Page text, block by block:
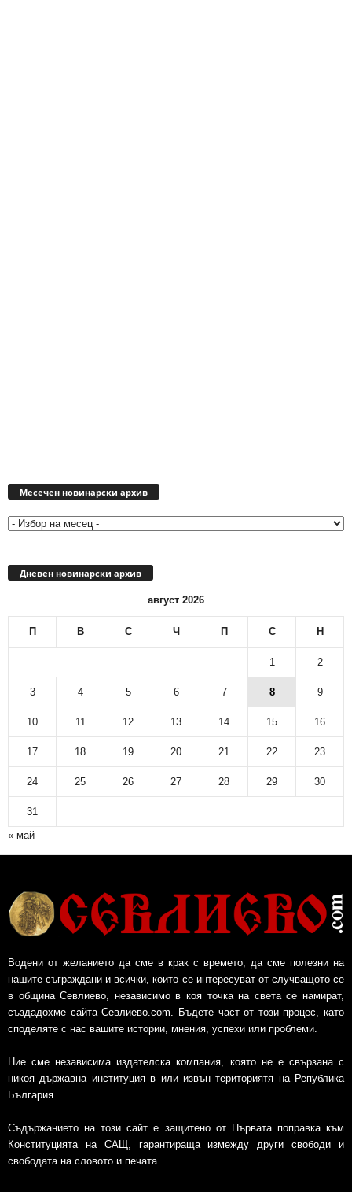
Месечен новинарски архив
Дневен новинарски архив
август 2026
П В С Ч П С Н
1 2
3 4 5 6 7 8 9
10 11 12 13 14 15 16
17 18 19 20 21 22 23
24 25 26 27 28 29 30
31
« май
Водени от желанието да сме в крак с времето, да сме полезни на
нашите съграждани и всички, които се интересуват от случващото се
в община Севлиево, независимо в коя точка на света се намират,
създадохме сайта Севлиево.com. Бъдете част от този процес, като
споделяте с нас вашите истории, мнения, успехи или проблеми.
Ние сме независима издателска компания, която не е свързана с
никоя държавна институция в или извън териториятя на Република
България.
Съдържанието на този сайт е защитено от Първата поправка към
Конституцията на САЩ, гарантираща измежду други свободи и
свободата на словото и печата.